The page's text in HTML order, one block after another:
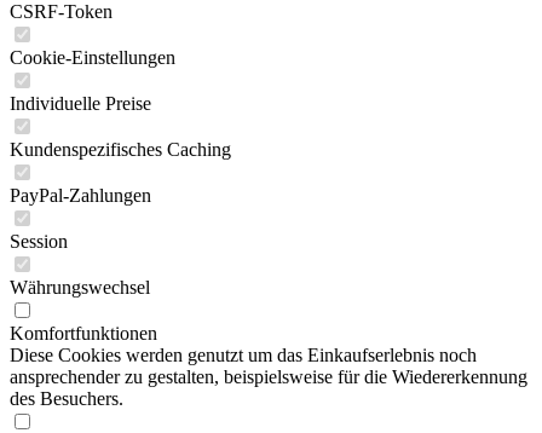
CSRF-Token
Cookie-Einstellungen
Individuelle Preise
Kundenspezifisches Caching
PayPal-Zahlungen
Session
Währungswechsel
Komfortfunktionen
Diese Cookies werden genutzt um das Einkaufserlebnis noch
ansprechender zu gestalten, beispielsweise für die Wiedererkennung
des Besuchers.